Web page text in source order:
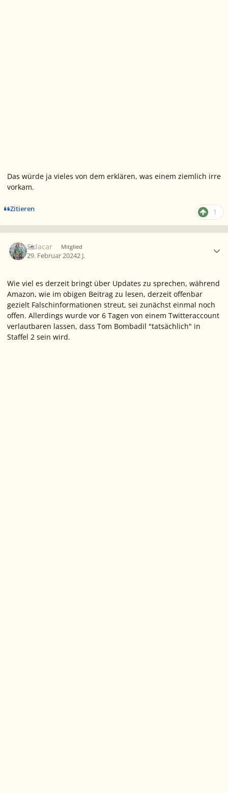
Das würde ja vieles von dem erklären, was einem ziemlich irre
vorkam.
Zitieren 1
Eldacar Mitglied
29. Februar 20242 J.
Wie viel es derzeit bringt über Updates zu sprechen, während
Amazon, wie im obigen Beitrag zu lesen, derzeit offenbar
gezielt Falschinformationen streut, sei zunächst einmal noch
offen. Allerdings wurde vor 6 Tagen von einem Twitteraccount
verlautbaren lassen, dass Tom Bombadil "tatsächlich" in
Staffel 2 sein wird.